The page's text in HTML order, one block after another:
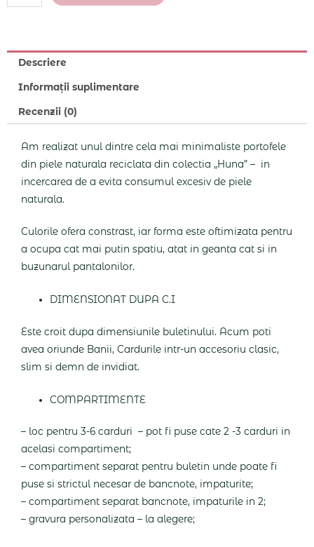
Descriere
Informații suplimentare
Recenzii (0)
Am realizat unul dintre cela mai minimaliste portofele
din piele naturala reciclata din colectia „Huna” – in
incercarea de a evita consumul excesiv de piele
naturala.
Culorile ofera constrast, iar forma este oftimizata pentru
a ocupa cat mai putin spatiu, atat in geanta cat si in
buzunarul pantalonilor.
DIMENSIONAT DUPA C.I
Este croit dupa dimensiunile buletinului. Acum poti
avea oriunde Banii, Cardurile intr-un accesoriu clasic,
slim si demn de invidiat.
COMPARTIMENTE
– loc pentru 3-6 carduri – pot fi puse cate 2 -3 carduri in
acelasi compartiment;
– compartiment separat pentru buletin unde poate fi
puse si strictul necesar de bancnote, impaturite;
– compartiment separat bancnote, impaturile in 2;
– gravura personalizata – la alegere;